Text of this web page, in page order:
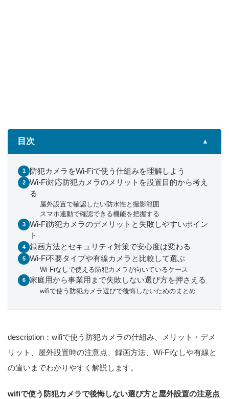
目次 ▲
防犯カメラをWi-Fiで使う仕組みを理解しよう
Wi-Fi対応防犯カメラのメリットを設置目的から考え
る
屋外設置で確認したい防水性と撮影範囲
スマホ連動で確認できる機能を把握する
Wi-Fi防犯カメラのデメリットと失敗しやすいポイン
ト
録画方法とセキュリティ対策で安心度は変わる
Wi-Fi不要タイプや有線カメラと比較して選ぶ
Wi-Fiなしで使える防犯カメラが向いているケース
家庭用から事業用まで失敗しない選び方を押さえる
wifiで使う防犯カメラ選びで後悔しないためのまとめ
description：wifiで使う防犯カメラの仕組み、メリット・デメ
リット、屋外設置時の注意点、録画方法、Wi-Fiなしや有線と
の違いまでわかりやすく解説します。
wifiで使う防犯カメラで後悔しない選び方と屋外設置の注意点